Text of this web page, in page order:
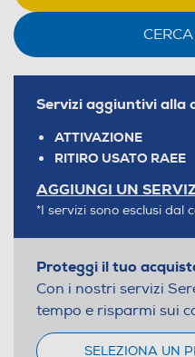
Servizi aggiuntivi alla
ATTIVAZIONE
RITIRO USATO RAEE
AGGIUNGI UN
*I servizi sono esclusi dal
Proteggi il tuo
Con i nostri servizi
tempo e risparmi sui
SELEZIONA UN